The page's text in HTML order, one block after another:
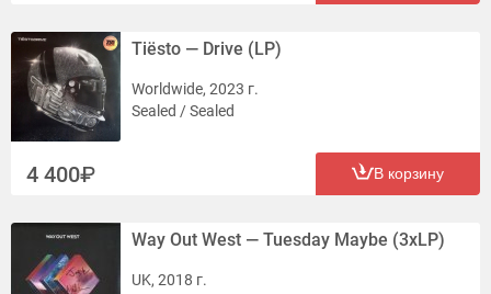
Tiësto — Drive (LP)
Worldwide, 2023 г.
Sealed / Sealed
4 400 В корзину
Way Out West — Tuesday Maybe (3xLP)
UK, 2018 г.